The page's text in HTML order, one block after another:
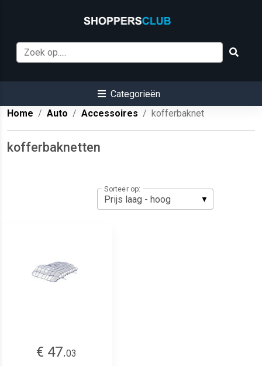
Categorieën
Home
Auto Accessoires kofferbaknet
kofferbaknetten
Sorteer op:
€ 47.03